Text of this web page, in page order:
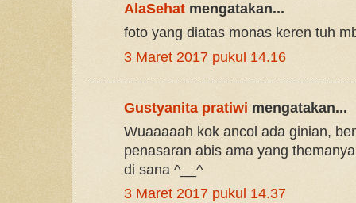
AlaSehat mengatakan...
foto yang diatas monas keren tuh
3 Maret 2017 pukul 14.16
Gustyanita pratiwi mengatakan...
Wuaaaaah kok ancol ada ginian,
penasaran abis ama yang
di sana ^__^
3 Maret 2017 pukul 14.37